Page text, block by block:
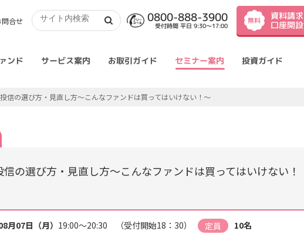
問合せ 0800-888-3900
受付時間 平日 9:30～17:00
無料 資料請求
口座開設
ンド サービス案内 お取引ガイド セミナー案内 投資ガイド
信の選び方・見直し方～こんなファンドは買ってはいけない！～
信の選び方・見直し方～こんなファンドは買ってはいけない！
月07日（月） 19:00～20:30 （受付開始18：30） 定員
10名